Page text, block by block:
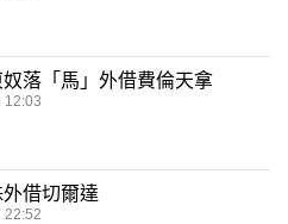
奴落「馬」外借費倫天拿
12:03
外借切爾達
22:52